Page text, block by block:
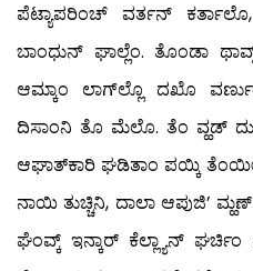
ಪೆಟ್ಯಾಪರಿಂಚ್ ವರ್ತನ್ ಕರ್ತಾಲೊ,
ಬಾಂಧುನ್ ಘಾಲ್ಲೆಂ. ತೊಂಡಾ
ಆಮ್ಕಾಂ ಲಾಗ್‍ಲ್ಲೊ ದಖೊ
ದಿಸಾಂನಿ ತೊ ಮೆಲೊ. ತೆಂ ವ್ಹಡ್
ಆಘಾತ್‍ಕಾರಿ ಘಡಿತಾಂ ಪಯ್ಕಿ ತೆಂಯೀ
ನಾಯಿ ತುಚ್ಚಿನಿ, ದಾಲಾ ಆಪುಜಿ’
ಘೆಂವ್ಕ್ ಇನ್ಕಾರ್ ಕೆಲ್ಲ್ಯಾನ್ ಘರ್ಚಿಂ